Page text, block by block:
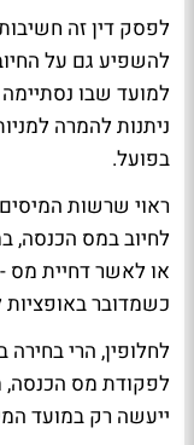
לפסק דין זה
להשפיע גם על
למועד שבו
ניתנות להמרה
בפועל.
ראוי שרשות
לחיוב במס הכנסה,
או לאשר דחיית מס
כשמדובר באופציות לפי סעיף 3(ט)
לפקודת מס הכנסה,
ייעשה רק במועד